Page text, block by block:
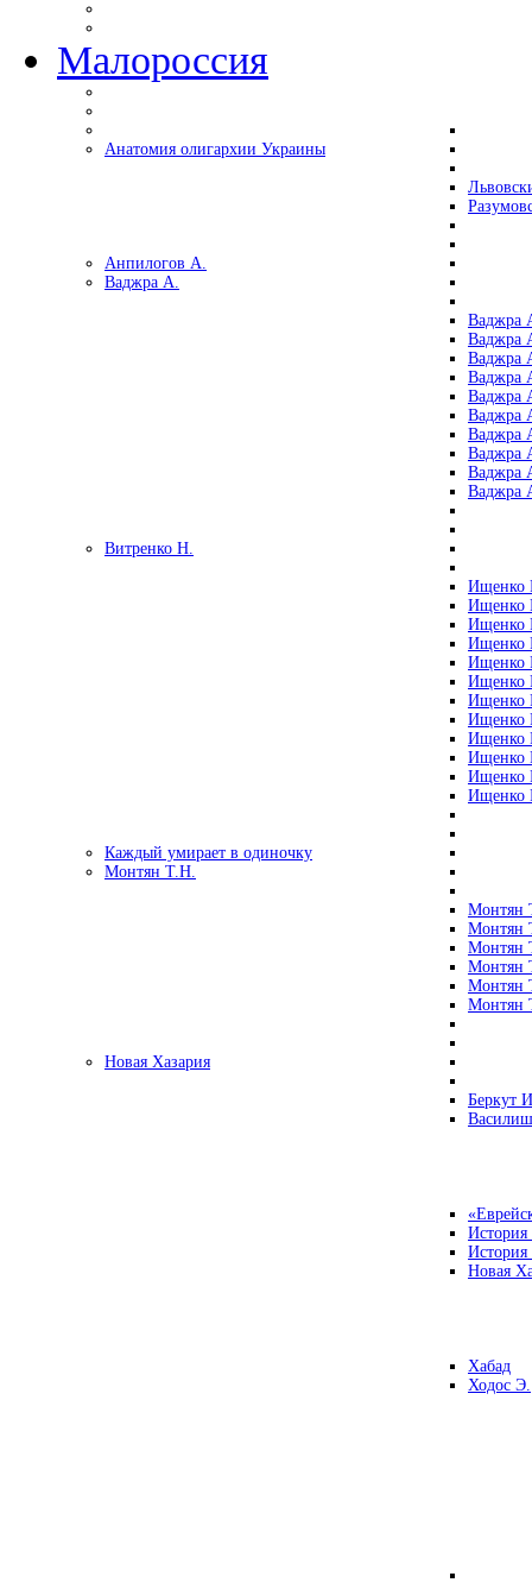
Малороссия
Анатомия олигархии Украины
Анпилогов А.
Ваджра А.
Ваджра
Ваджра
Ваджра
Ваджра
Ваджра
Ваджра
Ваджра
Ваджра
Ваджра
Ваджра
Витренко Н.
Ищенко
Ищенко
Ищенко
Ищенко
Ищенко
Ищенко
Ищенко
Ищенко
Ищенко
Ищенко
Ищенко
Ищенко
Каждый умирает в одиночку
Монтян Т.Н.
Монтян
Монтян
Монтян
Монтян
Монтян
Монтян
Новая Хазария
Беркут
Новая
Хабад
Ходос Э.